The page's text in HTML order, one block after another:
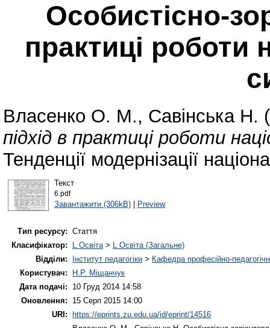
Особистісно-
практиці роботи
Власенко О. М., Савінська Н.
підхід в практиці роботи
Тенденції модернізації
Текст
6.pdf
Завантажити (306kB)| Preview
Тип ресурсу: Стаття
Класифікатор:
L Освіта> L Освіта (Загальне)
Відділи:
Інститут педагогіки > Кафедра професійно-
Користувач:
Н.Р. Міщанчук
Дата подачі:
10 Груд 2014 14:58
Оновлення:
15 Серп 2015 14:00
URI:
https://eprints.zu.edu.ua/id/eprint/14516